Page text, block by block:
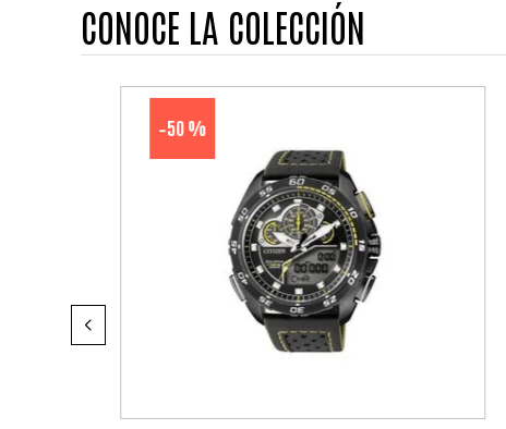
CONOCE LA COLECCIÓN
-50 %